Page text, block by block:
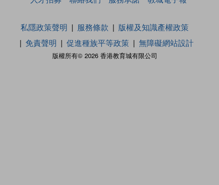
版權所有© 2026 香港教育城有限公司
私隱政策聲明 服務條款
版權及知識產權政策
免責聲明
促進種族平等政策 無障礙網站設計